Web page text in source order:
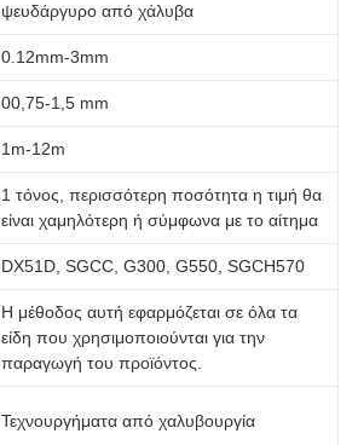
ψευδάργυρο από χάλυβα
0.12mm-3mm
00,75-1,5 mm
1m-12m
1 τόνος, περισσότερη ποσότητα η τιμή θα
είναι χαμηλότερη ή σύμφωνα με το αίτημα
DX51D, SGCC, G300, G550, SGCH570
Η μέθοδος αυτή εφαρμόζεται σε όλα τα
είδη που χρησιμοποιούνται για την
παραγωγή του προϊόντος.
Τεχνουργήματα από χαλυβουργία